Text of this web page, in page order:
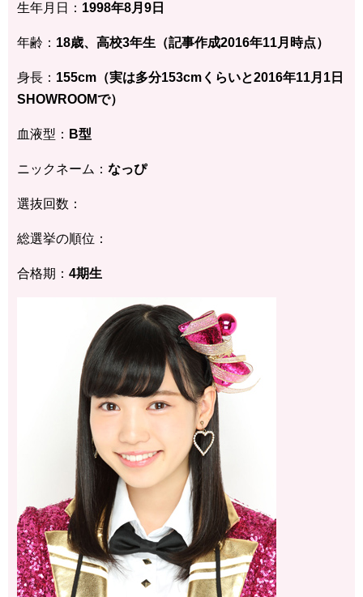
生年月日： 1998年8月9日
年齢： 18歳、高校3年生（記事作成2016年11月時点）
身長： 155cm（実は多分153cmくらいと2016年11月1日
SHOWROOMで）
血液型： B型
ニックネーム： なっぴ
選抜回数：
総選挙の順位：
合格期： 4期生